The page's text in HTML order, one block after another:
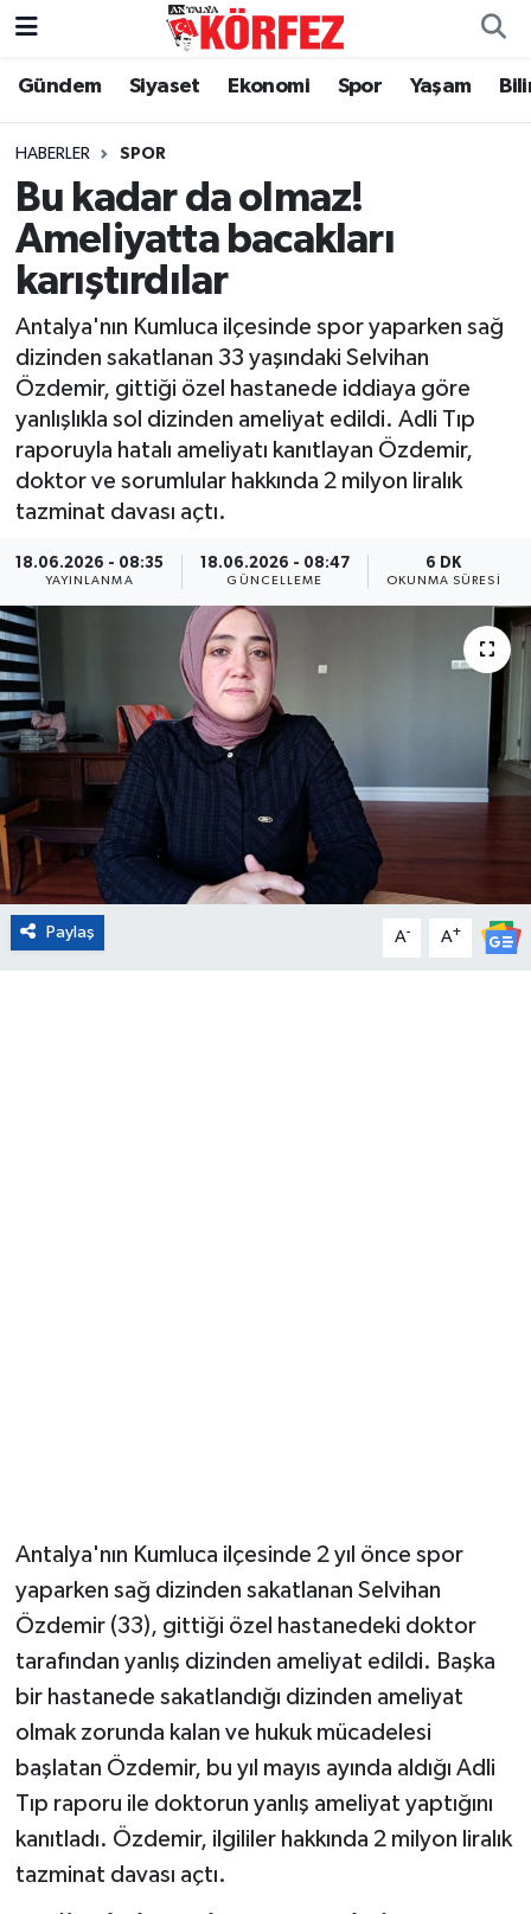
Gündem Siyaset Ekonomi Spor Yaşam
HABERLER SPOR
Bu kadar da olmaz!
Ameliyatta bacakları
karıştırdılar
Antalya'nın Kumluca ilçesinde spor yaparken sağ
dizinden sakatlanan 33 yaşındaki Selvihan
Özdemir, gittiği özel hastanede iddiaya göre
yanlışlıkla sol dizinden ameliyat edildi. Adli Tıp
raporuyla hatalı ameliyatı kanıtlayan Özdemir,
doktor ve sorumlular hakkında 2 milyon liralık
tazminat davası açtı.
18.06.2026 - 08:35
YAYINLANMA
18.06.2026 - 08:47
GÜNCELLEME
6 DK
OKUNMA SÜRESI
Paylaş A- A+
Antalya'nın Kumluca ilçesinde 2 yıl önce spor
yaparken sağ dizinden sakatlanan Selvihan
Özdemir (33), gittiği özel hastanedeki doktor
tarafından yanlış dizinden ameliyat edildi. Başka
bir hastanede sakatlandığı dizinden ameliyat
olmak zorunda kalan ve hukuk mücadelesi
başlatan Özdemir, bu yıl mayıs ayında aldığı Adli
Tıp raporu ile doktorun yanlış ameliyat yaptığını
kanıtladı. Özdemir, ilgililer hakkında 2 milyon liralık
tazminat davası açtı.
Gündem
Siyaset
Yerel Yönetim
Ekonomi
Spor
Yaşam
Asayiş
Dünya
Eğitim
Turizm
Çevre
Kültür ve Sanat
Sivil Toplum
Nöbetçi Eczaneler
Hava Durumu
Trafik Durumu
Süper Lig Puan Durumu ve Fikstür
Tüm Manşetler
Son Dakika Haberleri
Haber Arşivi